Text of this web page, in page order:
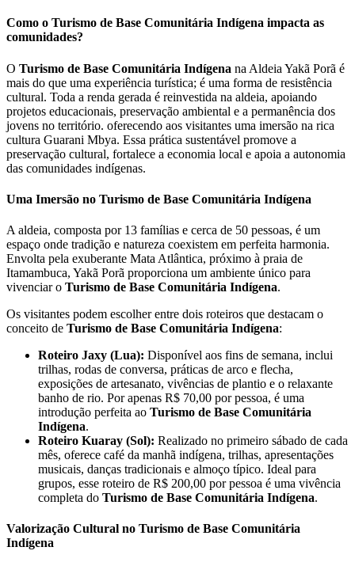
Como o Turismo de Base Comunitária Indígena impacta as
comunidades?
O Turismo de Base Comunitária Indígena na Aldeia Yakã Porã é
mais do que uma experiência turística; é uma forma de resistência
cultural. Toda a renda gerada é reinvestida na aldeia, apoiando
projetos educacionais, preservação ambiental e a permanência dos
jovens no território. oferecendo aos visitantes uma imersão na rica
cultura Guarani Mbya. Essa prática sustentável promove a
preservação cultural, fortalece a economia local e apoia a autonomia
das comunidades indígenas.
Uma Imersão no Turismo de Base Comunitária Indígena
A aldeia, composta por 13 famílias e cerca de 50 pessoas, é um
espaço onde tradição e natureza coexistem em perfeita harmonia.
Envolta pela exuberante Mata Atlântica, próximo à praia de
Itamambuca, Yakã Porã proporciona um ambiente único para
vivenciar o Turismo de Base Comunitária Indígena.
Os visitantes podem escolher entre dois roteiros que destacam o
conceito de Turismo de Base Comunitária Indígena:
Roteiro Jaxy (Lua): Disponível aos fins de semana, inclui
trilhas, rodas de conversa, práticas de arco e flecha,
exposições de artesanato, vivências de plantio e o relaxante
banho de rio. Por apenas R$ 70,00 por pessoa, é uma
introdução perfeita ao Turismo de Base Comunitária
Indígena.
Roteiro Kuaray (Sol): Realizado no primeiro sábado de cada
mês, oferece café da manhã indígena, trilhas, apresentações
musicais, danças tradicionais e almoço típico. Ideal para
grupos, esse roteiro de R$ 200,00 por pessoa é uma vivência
completa do Turismo de Base Comunitária Indígena.
Valorização Cultural no Turismo de Base Comunitária
Indígena